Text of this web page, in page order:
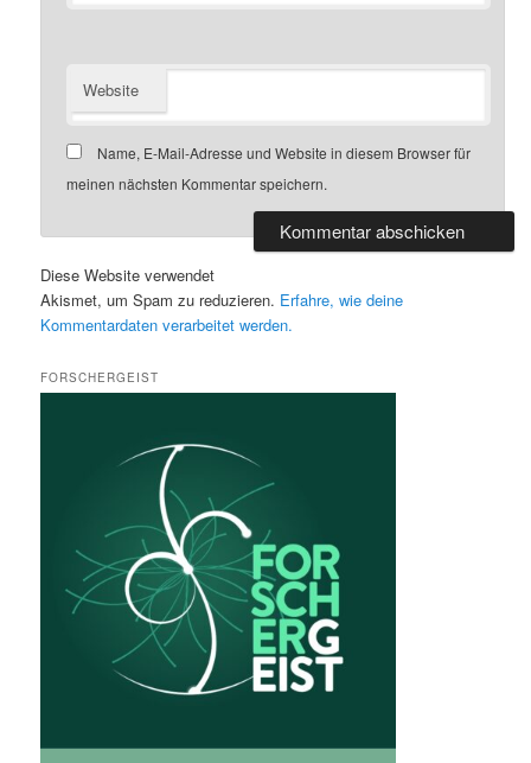
Website
Name, E-Mail-Adresse und Website in diesem Browser für
meinen nächsten Kommentar speichern.
Diese Website verwendet
Akismet, um Spam zu reduzieren. Erfahre, wie deine
Kommentardaten verarbeitet werden.
FORSCHERGEIST